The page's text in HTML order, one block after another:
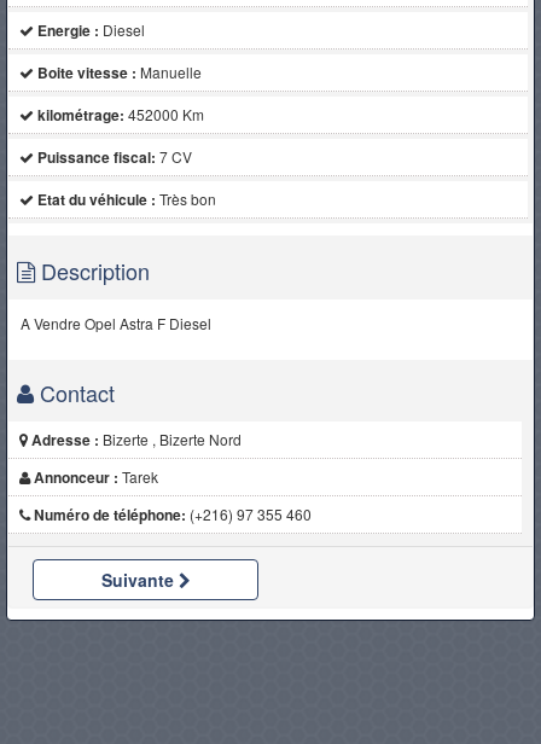
Energie : Diesel
Boite vitesse : Manuelle
kilométrage: 452000 Km
Puissance fiscal: 7 CV
Etat du véhicule : Très bon
Description
A Vendre Opel Astra F Diesel
Contact
Adresse : Bizerte , Bizerte Nord
Annonceur : Tarek
Numéro de téléphone: (+216) 97 355 460
Suivante